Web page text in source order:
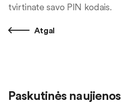
tvirtinate savo PIN kodais.
Atgal
Paskutinės naujienos